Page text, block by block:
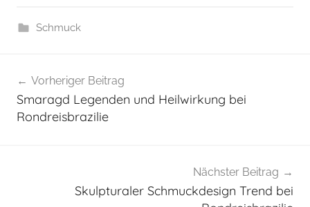
Schmuck
Vorheriger Beitrag
Smaragd Legenden und Heilwirkung bei
Rondreisbrazilie
Nächster Beitrag
Skulpturaler Schmuckdesign Trend bei